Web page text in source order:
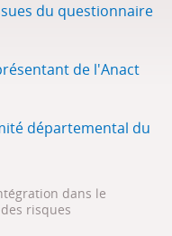
du questionnaire
de l'Anact
départemental du
dans le
risques